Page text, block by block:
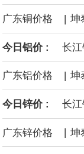
沙特下
缓解霍
危及了
格。
广东铜价格 | 坤
今日铝价 : 长
广东铝价格 | 坤
今日锌价 : 长
广东锌价格 | 坤